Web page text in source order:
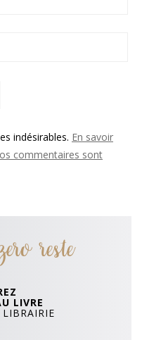
indésirables. En savoir
commentaires sont
reste
LIVRE